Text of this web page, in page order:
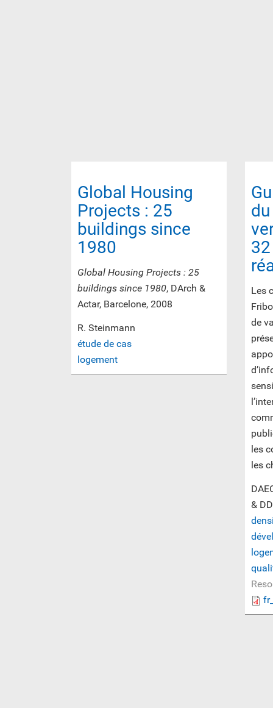
Global Housing
Projects : 25
buildings since
1980
Global Housing Projects : 25
buildings since 1980, DArch &
Actar, Barcelone, 2008
R. Steinmann
étude de cas
logement
Les
de
les
les
&